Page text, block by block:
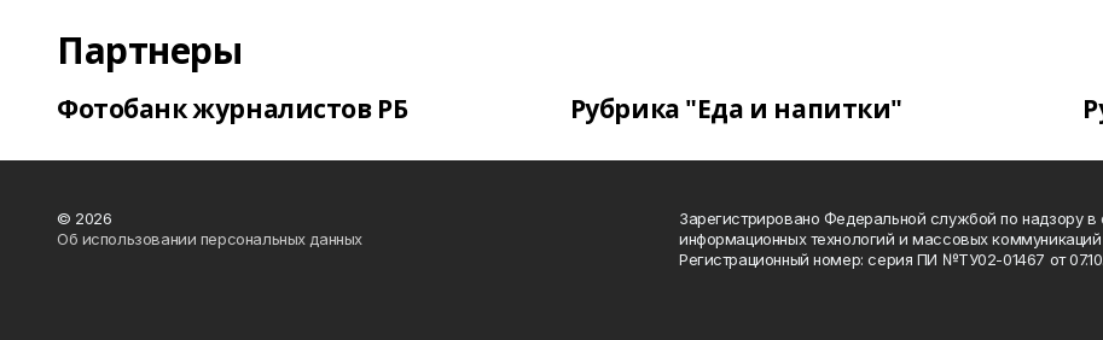
Партнеры
Фотобанк журналистов РБ Рубрика "Еда и напитки"
© 2026
Об использовании персональных данных
Зарегистрировано Федеральной службой по надзору в
информационных технологий и массовых
Регистрационный номер: серия ПИ №ТУ02-01467 от